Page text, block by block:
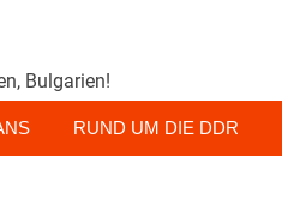
Bulgarien!
RUND UM DIE DDR